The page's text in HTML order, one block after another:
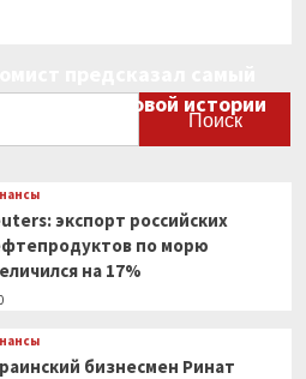
крах в мировой истории
экспорт российских
по морю
на 17%
бизнесмен Ринат